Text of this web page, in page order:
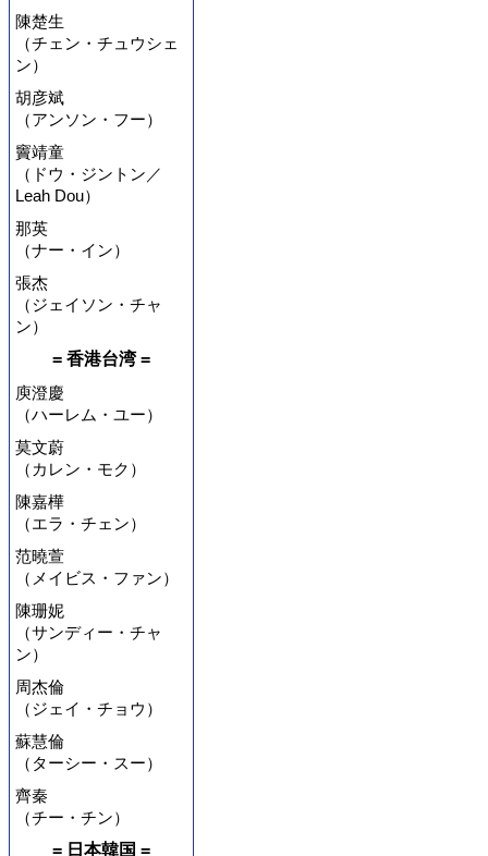
陳楚生
（チェン・チュウシェ
ン）
胡彦斌
（アンソン・フー）
竇靖童
（ドウ・ジントン／
Leah Dou）
那英
（ナー・イン）
張杰
（ジェイソン・チャ
ン）
= 香港台湾 =
庾澄慶
（ハーレム・ユー）
莫文蔚
（カレン・モク）
陳嘉樺
（エラ・チェン）
范曉萱
（メイビス・ファン）
陳珊妮
（サンディー・チャ
ン）
周杰倫
（ジェイ・チョウ）
蘇慧倫
（ターシー・スー）
齊秦
（チー・チン）
= 日本韓国 =